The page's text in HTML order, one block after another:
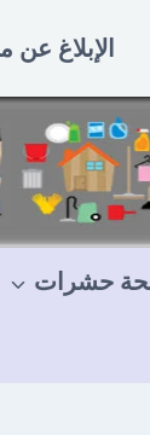
الإبلاغ
حشرات